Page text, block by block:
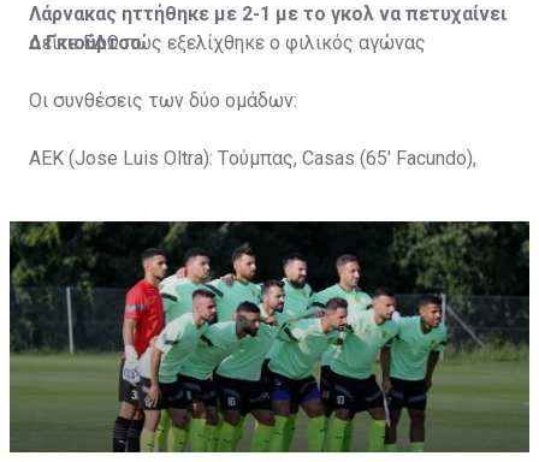
Λάρνακας ηττήθηκε με 2-1 με το γκολ να πετυχαίνει
ο Γκιούρτσο.
ΔείτεΕΔΩπώς εξελίχθηκε ο φιλικός αγώνας
Οι συνθέσεις των δύο ομάδων:
ΑΕΚ (Jose Luis Oltra): Tούμπας, Casas (65' Facundo),
Tomovic), Aνδρέου (65' Angel) , Κωνσταντή (65' Sol),
Τζιωρτζής (65' Faraj), Κατελάρης (65' Milicevic).
Στον πάγκο: Piric, Στυλιανίδης, Tomovic, Καψής, Sol,
Faraj, Lopes, Angel, Milicevic, Pons, Εγγλέζου, Facundo,
Gonzalez, Guyrcso, Μάμας.
Κisvarda FC (Milos Kruscic): Kovacs, Navratil, Raul, Szor,